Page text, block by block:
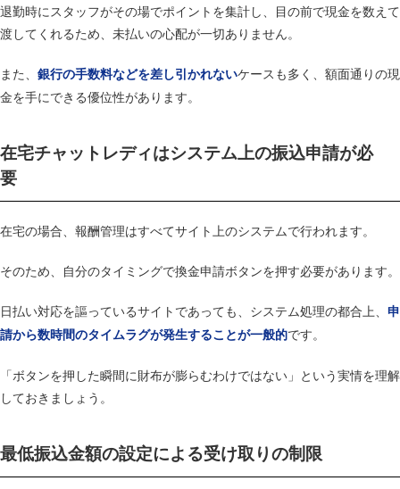
退勤時にスタッフがその場でポイントを集計し、目の前で現金を数えて
渡してくれるため、未払いの心配が一切ありません。
また、 銀行の手数料などを差し引かれないケースも多く、額面通りの現
金を手にできる優位性があります。
在宅チャットレディはシステム上の振込申請が必
要
在宅の場合、報酬管理はすべてサイト上のシステムで行われます。
そのため、自分のタイミングで換金申請ボタンを押す必要があります。
日払い対応を謳っているサイトであっても、システム処理の都合上、 申
請から数時間のタイムラグが発生することが一般的です。
「ボタンを押した瞬間に財布が膨らむわけではない」という実情を理解
しておきましょう。
最低振込金額の設定による受け取りの制限